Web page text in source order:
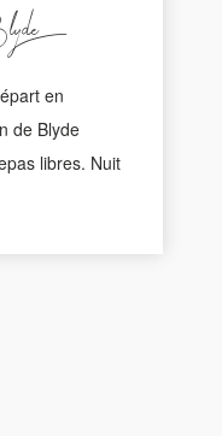
en
de Blyde
libres. Nuit